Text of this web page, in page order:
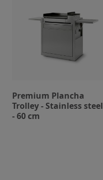
Premium Plancha
Trolley - Stainless steel
- 60 cm